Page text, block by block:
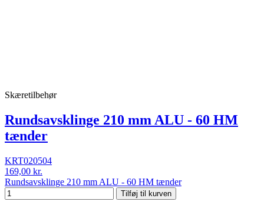
Skæretilbehør
Rundsavsklinge 210 mm ALU - 60 HM
tænder
KRT020504
169,00 kr.
Rundsavsklinge 210 mm ALU - 60 HM tænder
Tilføj til kurven